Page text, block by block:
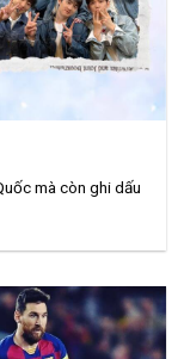
mà còn ghi dấu